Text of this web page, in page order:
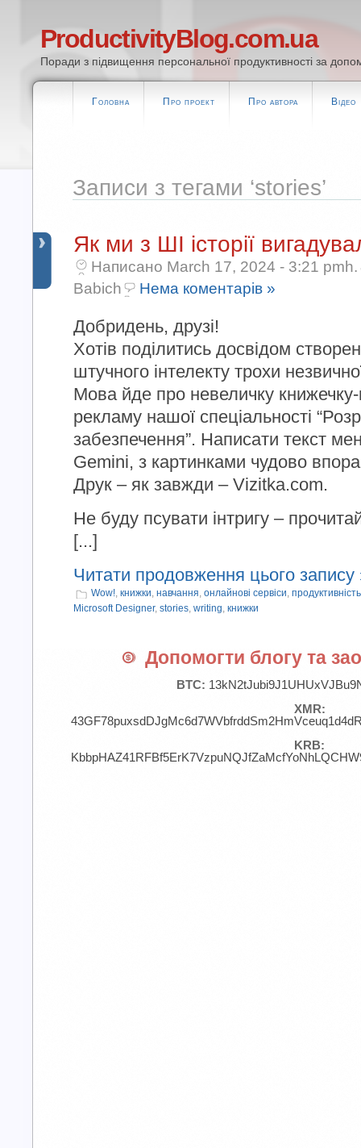
ProductivityBlog.com.ua
Поради з підвищення персональної продуктивності за
Головна Про проект Про автора Відео
Записи з тегами ‘stories’
Як ми з ШІ історії
Написано March 17, 2024 - 3:21 pmh.
Babich
Нема коментарів »
Добридень, друзі!
Хотів поділитись досвідом
штучного інтелекту трохи
Мова йде про невеличку книжечку-
рекламу нашої спеціальності
забезпечення”. Написати текст
Gemini, з картинками чудово
Друк – як завжди – Vizitka.com.
Не буду псувати інтригу –
[...]
Читати продовження цього запису
Wow!, книжки, навчання, онлайнові сервіси, продуктивність
Microsoft Designer, stories, writing, книжки
Допомогти блогу та
BTC:
XMR:
KRB: